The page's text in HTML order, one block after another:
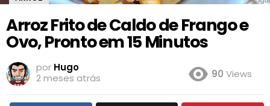
Arroz Frito de Caldo de Frango e
Ovo, Pronto em 15 Minutos
por Hugo
2 meses atrás
90 Views